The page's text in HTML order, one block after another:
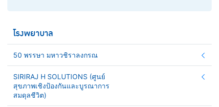
โรงพยาบาล
50 พรรษา มหาวชิราลงกรณ
SIRIRAJ H SOLUTIONS (ศูนย์
สุขภาพเชิงป้องกันและบูรณาการ
สมดุลชีวิต)